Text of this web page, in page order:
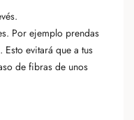
Por ejemplo prendas
evitará que a tus
de fibras de unos